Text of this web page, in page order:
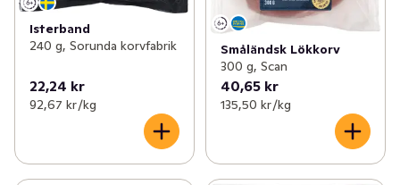
Isterband
240 g, Sorunda korvfabrik
22,24 kr
92,67 kr /kg
Småländsk Lökkorv
300 g, Scan
40,65 kr
135,50 kr /kg